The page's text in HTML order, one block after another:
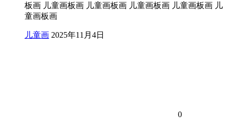
板画 儿童画板画 儿童画板画 儿童画板画 儿童画板画 儿
童画板画
儿童画 2025年11月4日
0